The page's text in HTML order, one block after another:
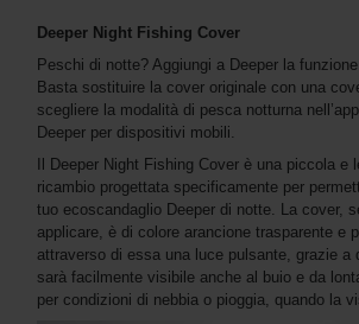
Deeper Night Fishing Cover
Peschi di notte? Aggiungi a Deeper la
Basta sostituire la cover originale con una
scegliere la modalità di pesca notturna
Deeper per dispositivi mobili.
Il Deeper Night Fishing Cover è una piccola e
ricambio progettata specificamente per
tuo ecoscandaglio Deeper di notte. La cover,
applicare, è di colore arancione trasparente e
attraverso di essa una luce pulsante, grazie a
sarà facilmente visibile anche al buio e da
per condizioni di nebbia o pioggia, quando la